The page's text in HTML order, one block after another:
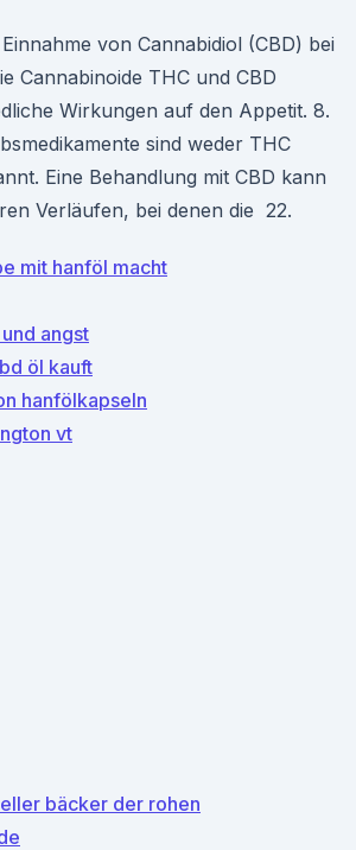
von Cannabidiol (CBD) bei
Cannabinoide THC und CBD
Wirkungen auf den Appetit. 8.
sind weder THC
Eine Behandlung mit CBD kann
Verläufen, bei denen die 22.
mit hanföl macht
angst
öl kauft
hanfölkapseln
vt
bäcker der rohen